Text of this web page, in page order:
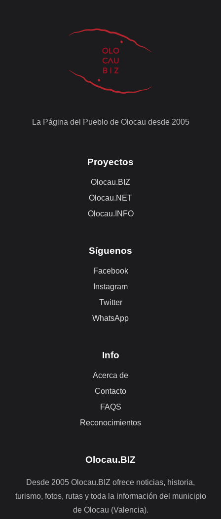
La Página del Pueblo de Olocau desde 2005
Proyectos
Olocau.BIZ
Olocau.NET
Olocau.INFO
Síguenos
Facebook
Instagram
Twitter
WhatsApp
Info
Acerca de
Contacto
FAQS
Reconocimientos
Olocau.BIZ
Desde 2005 Olocau.BIZ ofrece noticias, historia,
turismo, fotos, rutas y toda la información del municipio
de Olocau (Valencia).